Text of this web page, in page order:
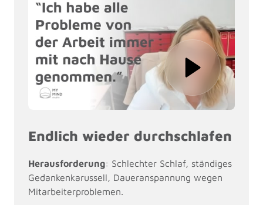
Endlich wieder durchschlafen
Herausforderung: Schlechter Schlaf, ständiges
Gedankenkarussell, Daueranspannung wegen
Mitarbeiterproblemen.